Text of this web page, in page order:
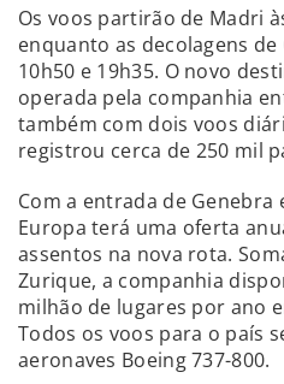
Os voos partirão de Madri
enquanto as decolagens
10h50 e 19h35. O novo
operada pela companhia
também com dois voos
registrou cerca de 250 mil
Com a entrada de Genebra
Europa terá uma oferta
assentos na nova rota.
Zurique, a companhia
milhão de lugares por ano
Todos os voos para o país
aeronaves Boeing 737-800.